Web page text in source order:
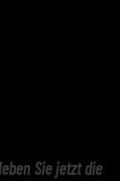
Sie jetzt die